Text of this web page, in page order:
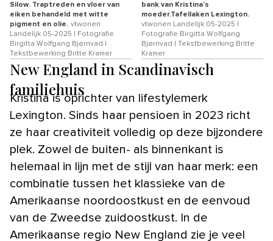
Silow. Traptreden en vloer van
eiken behandeld met witte
pigment en olie. vtwonen
Landelijk 05-2025 | Fotografie
Birgitta Wolfgang Bjørnvad |
Tekstbewerking Britte Kramer
bank van Kristina’s
moeder.Tafellaken Lexington.
vtwonen Landelijk 05-2025 |
Fotografie Birgitta Wolfgang
Bjørnvad | Tekstbewerking Britte
Kramer
New England in Scandinavisch
familiehuis
Kristina is oprichter van lifestylemerk
Lexington. Sinds haar pensioen in 2023 richt
ze haar creativiteit volledig op deze bijzondere
plek. Zowel de buiten- als binnenkant is
helemaal in lijn met de stijl van haar merk: een
combinatie tussen het klassieke van de
Amerikaanse noordoostkust en de eenvoud
van de Zweedse zuidoostkust. In de
Amerikaanse regio New England zie je veel